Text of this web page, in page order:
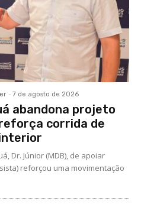
- 7 de agosto de 2026
abandona projeto
corrida de
Dr. Júnior (MDB), de apoiar
reforçou uma movimentação